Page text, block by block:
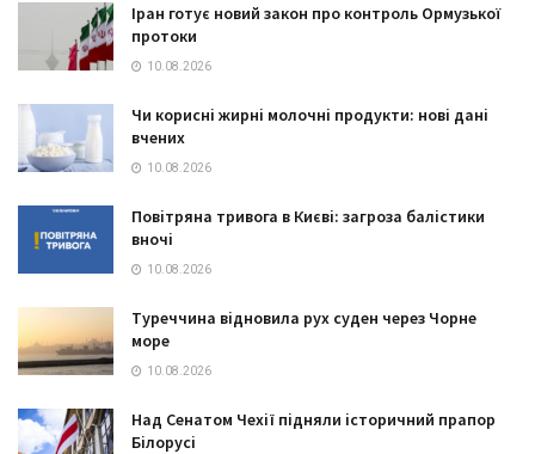
Іран готує новий закон про контроль Ормузької
протоки
10.08.2026
Чи корисні жирні молочні продукти: нові дані
вчених
10.08.2026
Повітряна тривога в Києві: загроза балістики
вночі
10.08.2026
Туреччина відновила рух суден через Чорне
море
10.08.2026
Над Сенатом Чехії підняли історичний прапор
Білорусі